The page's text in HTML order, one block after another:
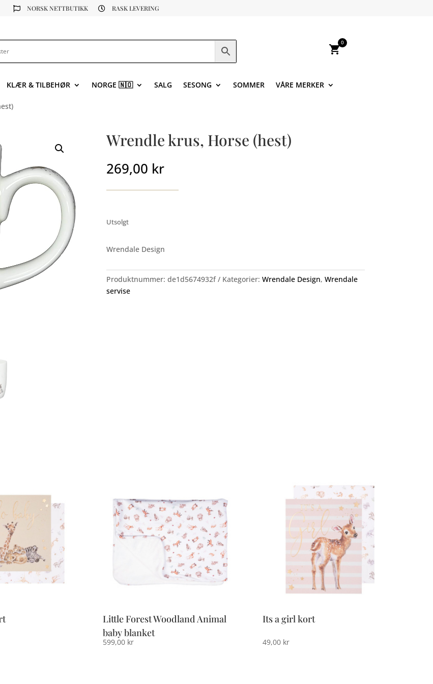
 NORSK NETTBUTIKK  RASK LEVERING
shopping_cart
0
KLÆR & TILBEHØR NORGE 🇳🇴 SALG SESONG SOMMER VÅRE MERKER
Wrendle krus, Horse (hest)
269,00 kr
Utsolgt
Wrendale Design
Produktnummer: de1d5674932f Kategorier: Wrendale Design, Wrendale
servise
Little Forest Woodland Animal
baby blanket
599,00 kr
Its a girl kort
49,00 kr